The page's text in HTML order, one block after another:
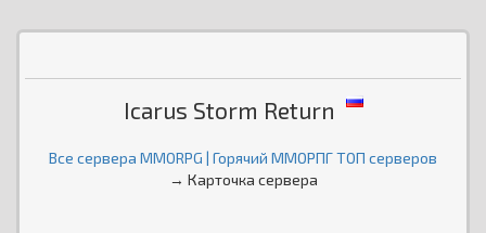
Icarus Storm Return
Все сервера MMORPG | Горячий ММОРПГ ТОП серверов
→ Карточка сервера